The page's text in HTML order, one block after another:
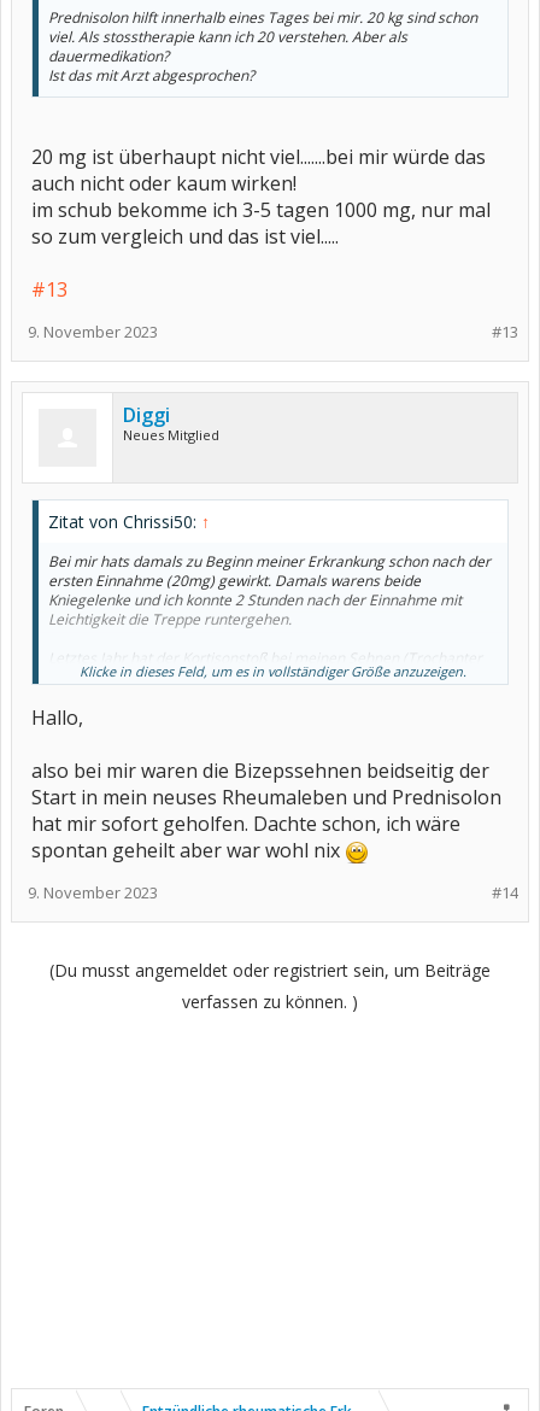
Prednisolon hilft innerhalb eines Tages bei mir. 20 kg sind schon
viel. Als stosstherapie kann ich 20 verstehen. Aber als
dauermedikation?
Ist das mit Arzt abgesprochen?
20 mg ist überhaupt nicht viel.......bei mir würde das
auch nicht oder kaum wirken!
im schub bekomme ich 3-5 tagen 1000 mg, nur mal
so zum vergleich und das ist viel.....
#13
#13
9. November 2023
Diggi
Neues Mitglied
Zitat von Chrissi50: ↑
Bei mir hats damals zu Beginn meiner Erkrankung schon nach der
ersten Einnahme (20mg) gewirkt. Damals warens beide
Kniegelenke und ich konnte 2 Stunden nach der Einnahme mit
Leichtigkeit die Treppe runtergehen.
Letztes Jahr hat der Kortisonstoß bei meinen Sehnen (Trochanter
und Bizeps) und auch bei meiner Schulter leider garnichts
Ich denke, dass Prednisolon bei Sehnen nicht hilft.
Ich würde auf alle Fälle nochmal mit dem Rheumatologen
sprechen.
Klicke in dieses Feld, um es in vollständiger Größe anzuzeigen.
Hallo,
also bei mir waren die Bizepssehnen beidseitig der
Start in mein neuses Rheumaleben und Prednisolon
hat mir sofort geholfen. Dachte schon, ich wäre
spontan geheilt aber war wohl nix
#14
9. November 2023
(Du musst angemeldet oder registriert sein, um Beiträge
verfassen zu können. )